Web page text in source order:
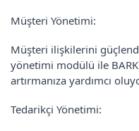
Müşteri Yönetimi:
Müşteri ilişkilerini
yönetimi modülü ile
artırmanıza yardımcı
Tedarikçi Yönetimi: